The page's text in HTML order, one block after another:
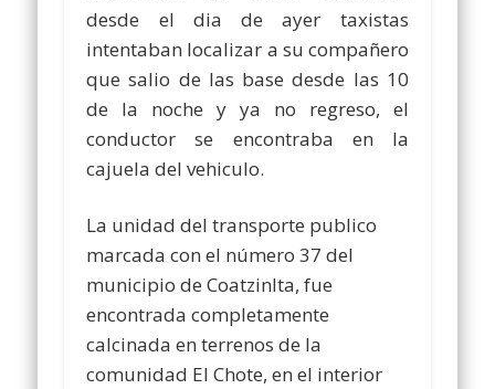
desde el dia de ayer taxistas
intentaban localizar a su compañero
que salio de las base desde las 10
de la noche y ya no regreso, el
conductor se encontraba en la
cajuela del vehiculo.
La unidad del transporte publico
marcada con el número 37 del
municipio de Coatzinlta, fue
encontrada completamente
calcinada en terrenos de la
comunidad El Chote, en el interior